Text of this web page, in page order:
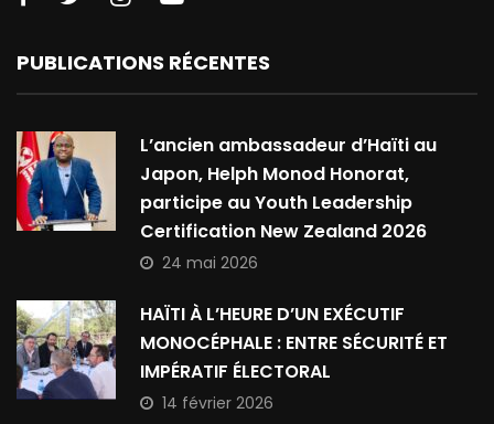
PUBLICATIONS RÉCENTES
L’ancien ambassadeur d’Haïti au
Japon, Helph Monod Honorat,
participe au Youth Leadership
Certification New Zealand 2026
24 mai 2026
HAÏTI À L’HEURE D’UN EXÉCUTIF
MONOCÉPHALE : ENTRE SÉCURITÉ ET
IMPÉRATIF ÉLECTORAL
14 février 2026